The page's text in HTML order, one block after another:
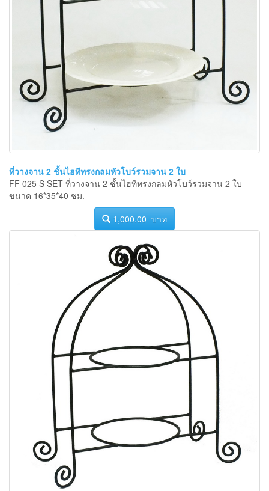
ที่วางจาน 2 ชั้นไฮทีทรงกลมหัวโบว์รวมจาน 2 ใบ
FF 025 S SET ที่วางจาน 2 ชั้นไฮทีทรงกลมหัวโบว์รวมจาน 2 ใบ
ขนาด 16*35*40 ซม.
1,000.00 บาท